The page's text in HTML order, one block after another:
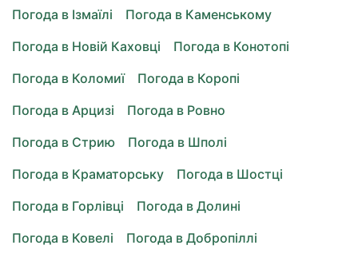
Погода в Ізмаїлі
Погода в Каменському
Погода в Новій Каховці
Погода в Конотопі
Погода в Коломиї
Погода в Коропі
Погода в Арцизі
Погода в Ровно
Погода в Стрию
Погода в Шполі
Погода в Краматорську
Погода в Шостці
Погода в Горлівці
Погода в Долині
Погода в Ковелі
Погода в Добропіллі